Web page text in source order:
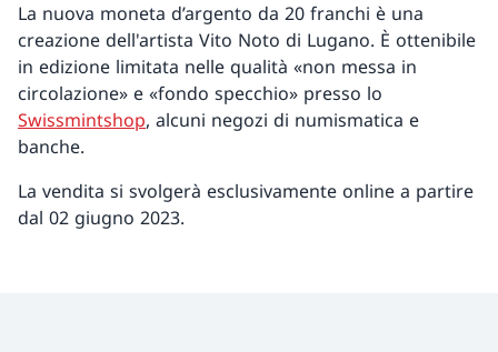
La nuova moneta d’argento da 20 franchi è una
creazione dell'artista Vito Noto di Lugano. È ottenibile
in edizione limitata nelle qualità «non messa in
circolazione» e «fondo specchio» presso lo
Swissmintshop, alcuni negozi di numismatica e
banche.
La vendita si svolgerà esclusivamente online a partire
dal 02 giugno 2023.